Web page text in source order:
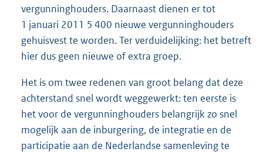
vergunninghouders. Daarnaast dienen er tot
1 januari 2011 5 400 nieuwe vergunninghouders
gehuisvest te worden. Ter verduidelijking: het betreft
hier dus geen nieuwe of extra groep.
Het is om twee redenen van groot belang dat deze
achterstand snel wordt weggewerkt: ten eerste is
het voor de vergunninghouders belangrijk zo snel
mogelijk aan de inburgering, de integratie en de
participatie aan de Nederlandse samenleving te